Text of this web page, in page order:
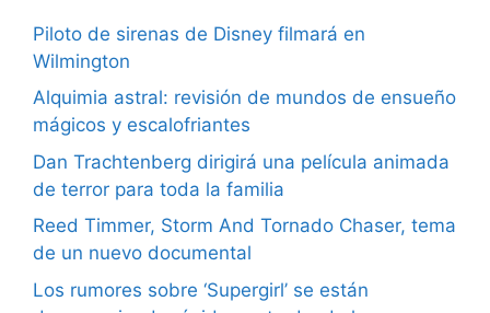
Piloto de sirenas de Disney filmará en
Wilmington
Alquimia astral: revisión de mundos de ensueño
mágicos y escalofriantes
Dan Trachtenberg dirigirá una película animada
de terror para toda la familia
Reed Timmer, Storm And Tornado Chaser, tema
de un nuevo documental
Los rumores sobre ‘Supergirl’ se están